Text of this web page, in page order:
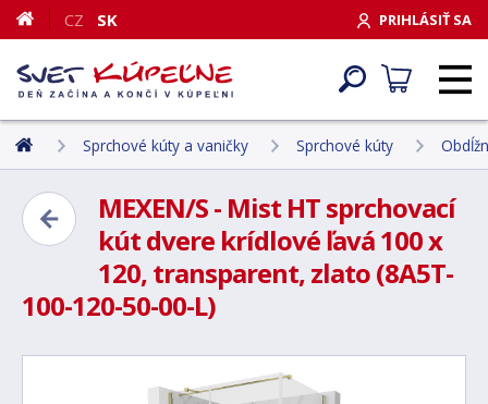
PRIHLÁSIŤ SA
CZ SK
Sprchové kúty a vaničky Sprchové kúty
MEXEN/S - Mist HT sprchovací
kút dvere krídlové ľavá 100 x
120, transparent, zlato (8A5T-
100-120-50-00-L)